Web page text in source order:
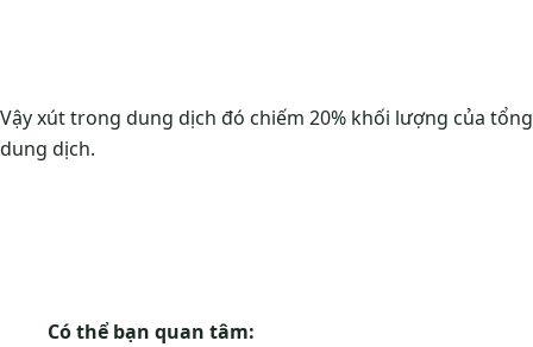
Vậy xút trong dung dịch đó chiếm 20% khối lượng của tổng
dung dịch.
Có thể bạn quan tâm: